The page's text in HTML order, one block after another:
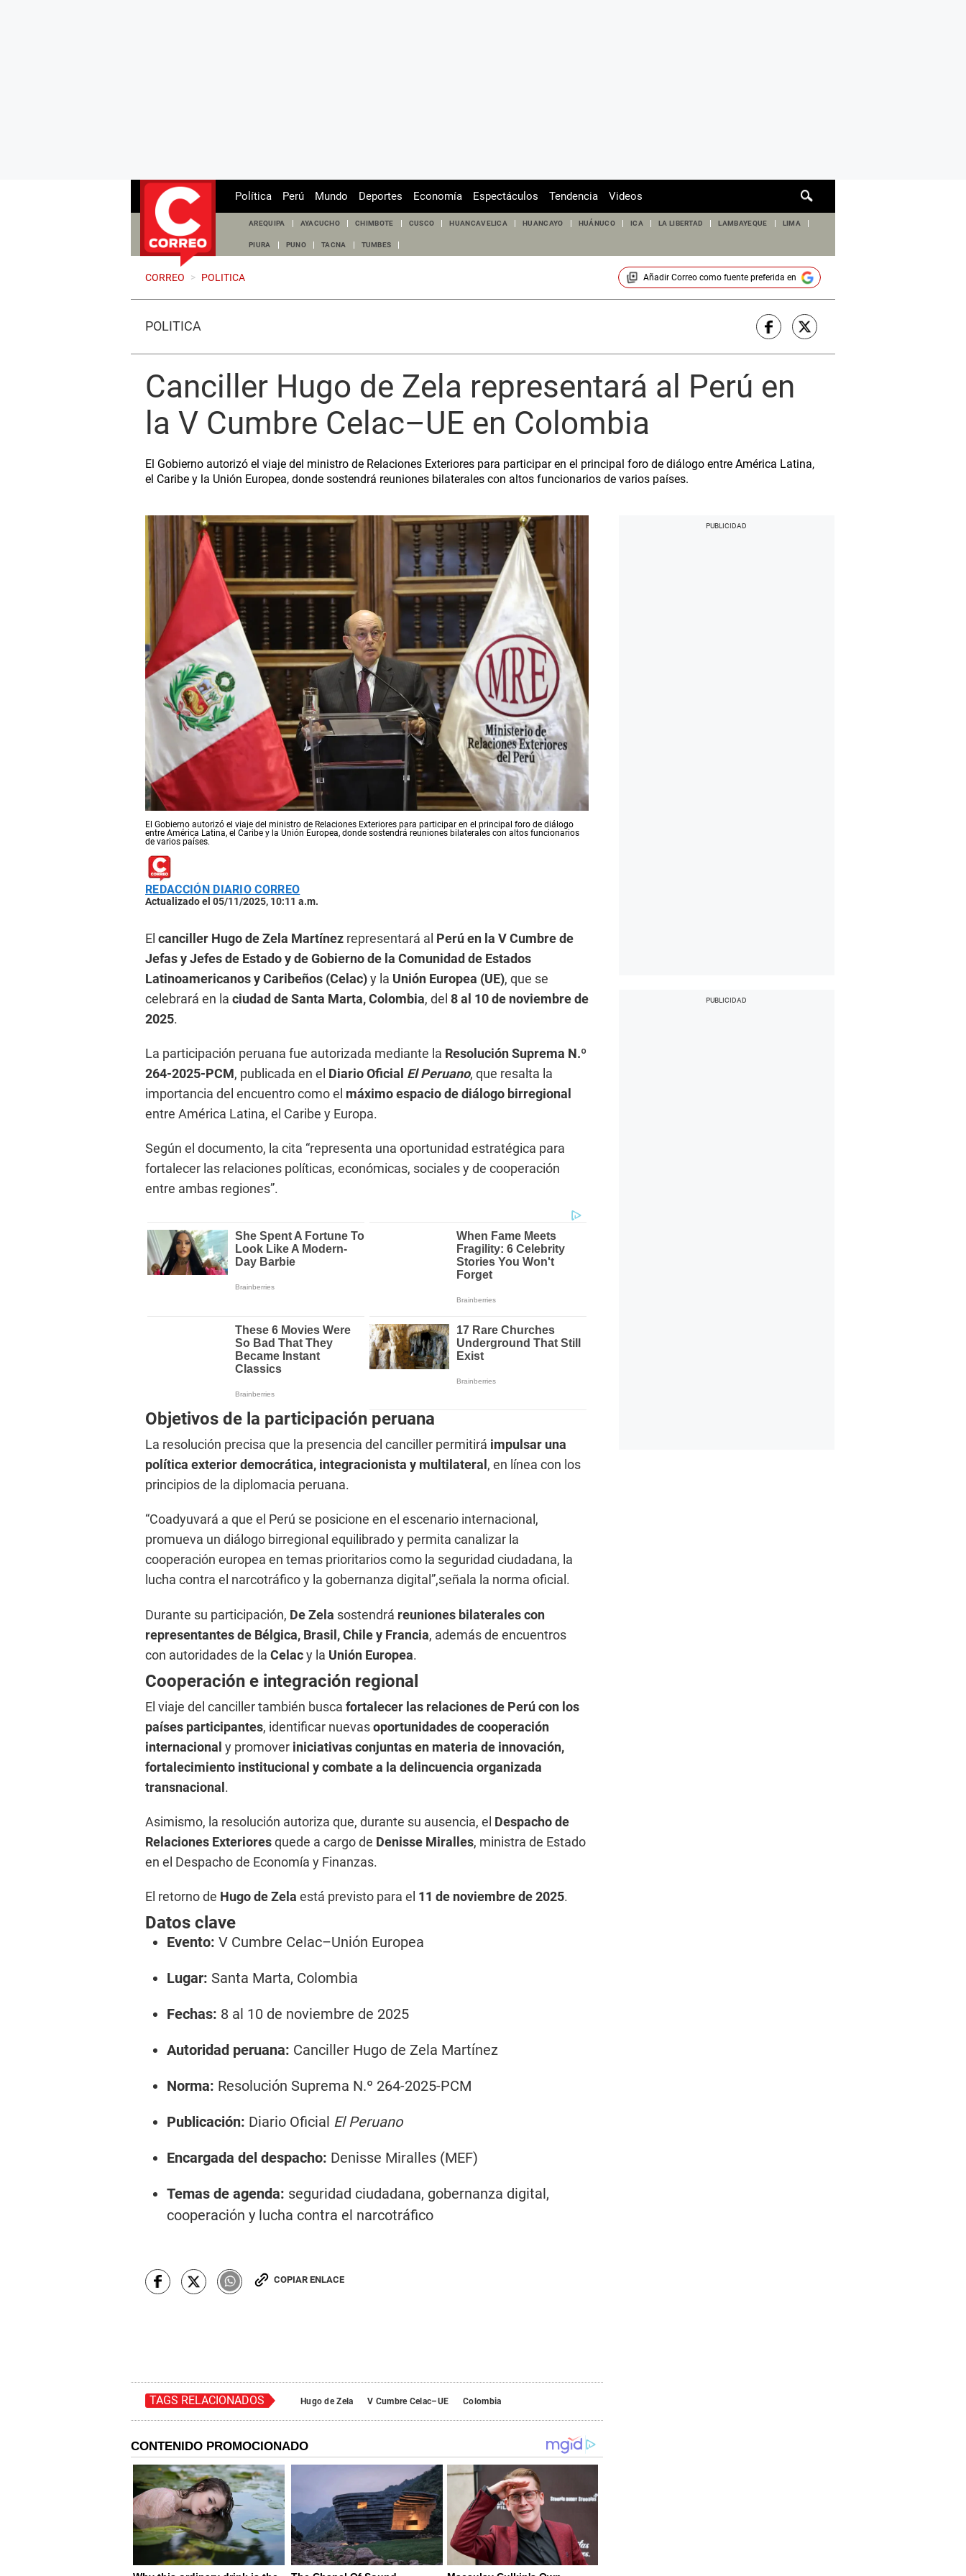
de
Política Perú Mundo Deportes Economía Espectáculos Tendencia Videos
AREQUIPA AYACUCHO CHIMBOTE CUSCO HUANCAVELICA HUANCAYO HUÁNUCO ICA LA LIBERTAD LAMBAYEQUE LIMA
PIURA PUNO TACNA TUMBES
CORREO > POLITICA Añadir Correocomo fuente preferida en
POLÍTICA
Canciller Hugo de Zela representará al Perú en
la V Cumbre Celac–UE en Colombia
El Gobierno autorizó el viaje del ministro de Relaciones Exteriores para participar en el principal foro de diálogo entre América Latina,
el Caribe y la Unión Europea, donde sostendrá reuniones bilaterales con altos funcionarios de varios países.
El Gobierno autorizó el viaje del ministro de Relaciones Exteriores para participar en el principal foro de diálogo
entre América Latina, el Caribe y la Unión Europea, donde sostendrá reuniones bilaterales con altos funcionarios
de varios países.
REDACCIÓN DIARIO CORREO
Actualizado el 05/11/2025, 10:11 a.m.
El canciller Hugo de Zela Martínez representará al Perú en la V Cumbre de
Jefas y Jefes de Estado y de Gobierno de la Comunidad de Estados
Latinoamericanos y Caribeños (Celac)y la Unión Europea (UE), que se
celebrará en la ciudad de Santa Marta, Colombia, del 8 al 10 de noviembre de
2025.
La participación peruana fue autorizada mediante la Resolución Suprema N.º
264-2025-PCM, publicada en el Diario Oficial El Peruano, que resalta la
importancia del encuentro como el máximo espacio de diálogo birregional
entre América Latina, el Caribe y Europa.
Según el documento, la cita “representa una oportunidad estratégica para
fortalecer las relaciones políticas, económicas, sociales y de cooperación
entre ambas regiones”.
Objetivos de la participación peruana
La resolución precisa que la presencia del canciller permitirá impulsar una
política exterior democrática, integracionista y multilateral, en línea con los
principios de la diplomacia peruana.
“Coadyuvará a que el Perú se posicione en el escenario internacional,
promueva un diálogo birregional equilibrado y permita canalizar la
cooperación europea en temas prioritarios como la seguridad ciudadana, la
lucha contra el narcotráfico y la gobernanza digital”,señala la norma oficial.
Durante su participación, De Zela sostendrá reuniones bilaterales con
representantes de Bélgica, Brasil, Chile y Francia, además de encuentros
con autoridades de la Celacy la Unión Europea.
Cooperación e integración regional
El viaje del canciller también busca fortalecer las relaciones de Perú con los
países participantes, identificar nuevasoportunidades de cooperación
internacional y promover iniciativas conjuntas en materia de innovación,
fortalecimiento institucional y combate a la delincuencia organizada
transnacional.
Asimismo, la resolución autoriza que, durante su ausencia, el Despacho de
Relaciones Exterioresquede a cargo de Denisse Miralles, ministra de Estado
en el Despacho de Economía y Finanzas.
El retorno de Hugo de Zela está previsto para el 11 de noviembre de 2025.
Datos clave
Evento: V Cumbre Celac–Unión Europea
Lugar: Santa Marta, Colombia
Fechas: 8 al 10 de noviembre de 2025
Autoridad peruana: Canciller Hugo de Zela Martínez
Norma: Resolución Suprema N.º 264-2025-PCM
Publicación: Diario Oficial El Peruano
Encargada del despacho: Denisse Miralles (MEF)
Temas de agenda: seguridad ciudadana, gobernanza digital,
cooperación y lucha contra el narcotráfico
COPIAR ENLACE
TAGS RELACIONADOS Hugo de Zela V Cumbre Celac–UE Colombia